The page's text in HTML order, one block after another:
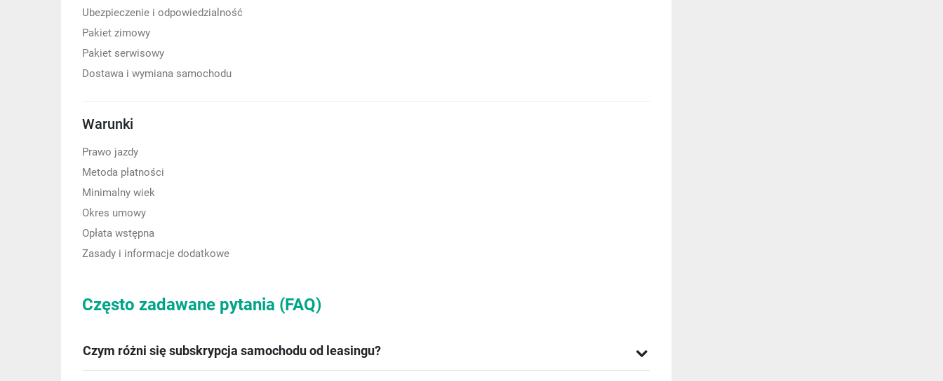
Ubezpieczenie i odpowiedzialność
Pakiet zimowy
Pakiet serwisowy
Dostawa i wymiana samochodu
Warunki
Prawo jazdy
Metoda płatności
Minimalny wiek
Okres umowy
Opłata wstępna
Zasady i informacje dodatkowe
Często zadawane pytania (FAQ)
Czym różni się subskrypcja samochodu od leasingu?